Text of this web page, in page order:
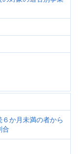
か月未満の者から
合